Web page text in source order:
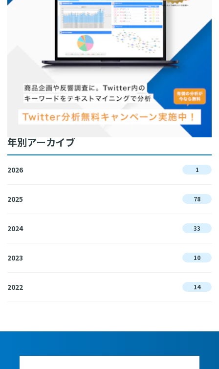
年別アーカイブ
2026 1
2025 78
2024 33
2023 10
2022 14